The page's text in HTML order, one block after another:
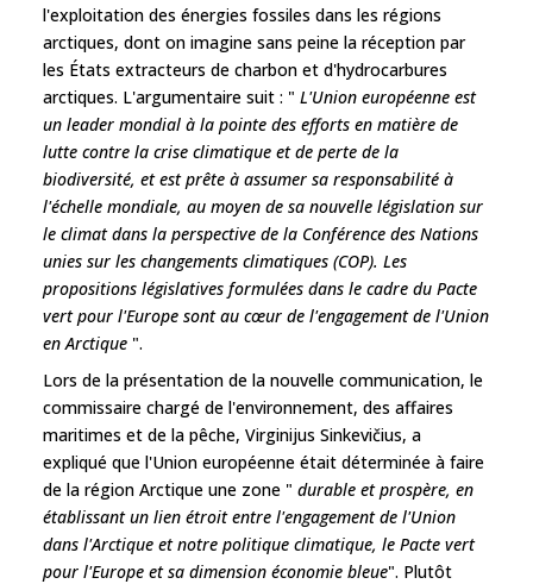
l'exploitation des énergies fossiles dans les régions
arctiques, dont on imagine sans peine la réception par
les États extracteurs de charbon et d'hydrocarbures
arctiques. L'argumentaire suit : " L'Union européenne est
un leader mondial à la pointe des efforts en matière de
lutte contre la crise climatique et de perte de la
biodiversité, et est prête à assumer sa responsabilité à
l'échelle mondiale, au moyen de sa nouvelle législation sur
le climat dans la perspective de la Conférence des Nations
unies sur les changements climatiques (COP). Les
propositions législatives formulées dans le cadre du Pacte
vert pour l'Europe sont au cœur de l'engagement de l'Union
en Arctique ".
Lors de la présentation de la nouvelle communication, le
commissaire chargé de l'environnement, des affaires
maritimes et de la pêche, Virginijus Sinkevičius, a
expliqué que l'Union européenne était déterminée à faire
de la région Arctique une zone " durable et prospère, en
établissant un lien étroit entre l'engagement de l'Union
dans l'Arctique et notre politique climatique, le Pacte vert
pour l'Europe et sa dimension économie bleue". Plutôt